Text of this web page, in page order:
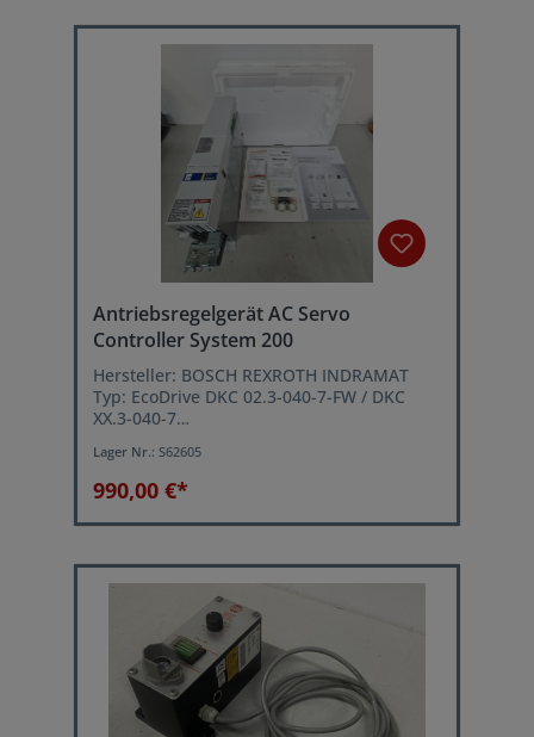
Dauerstrom bei fs= 8 kHz: 32 A
Typenstrom: 100 A
Antriebsregelgerät AC Servo
Controller System 200
Hersteller: BOSCH REXROTH INDRAMAT
Typ: EcoDrive DKC 02.3-040-7-FW / DKC
XX.3-040-7
(+/-10%) 50Hz
Leistung: 4,8...9 kVA
Typenstrom: 40 A
Ausgangsfrequenz: max. 800 Hz
Lager Nr.: S62605
990,00 €*